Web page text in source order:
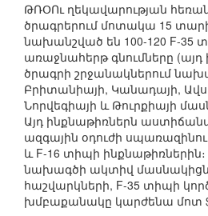
ԹՌՕՈւ ղեկավարության
ծրագրերում մոտակա 15
նախանշված են 100-120 F-35
առաջնահերթ գնումները (այդ
ծրագրի շրջանակներում
Բրիտանիայի, Կանադայի,
Նորվեգիայի և Թուրքիայի
Այդ ինքնաթիռներն
ազգային օդուժի
և F-16 տիպի
նախագծի ակտիվ
հաշվարկների, F-35 տիպի
խմբաքանակը կարժենա մոտ